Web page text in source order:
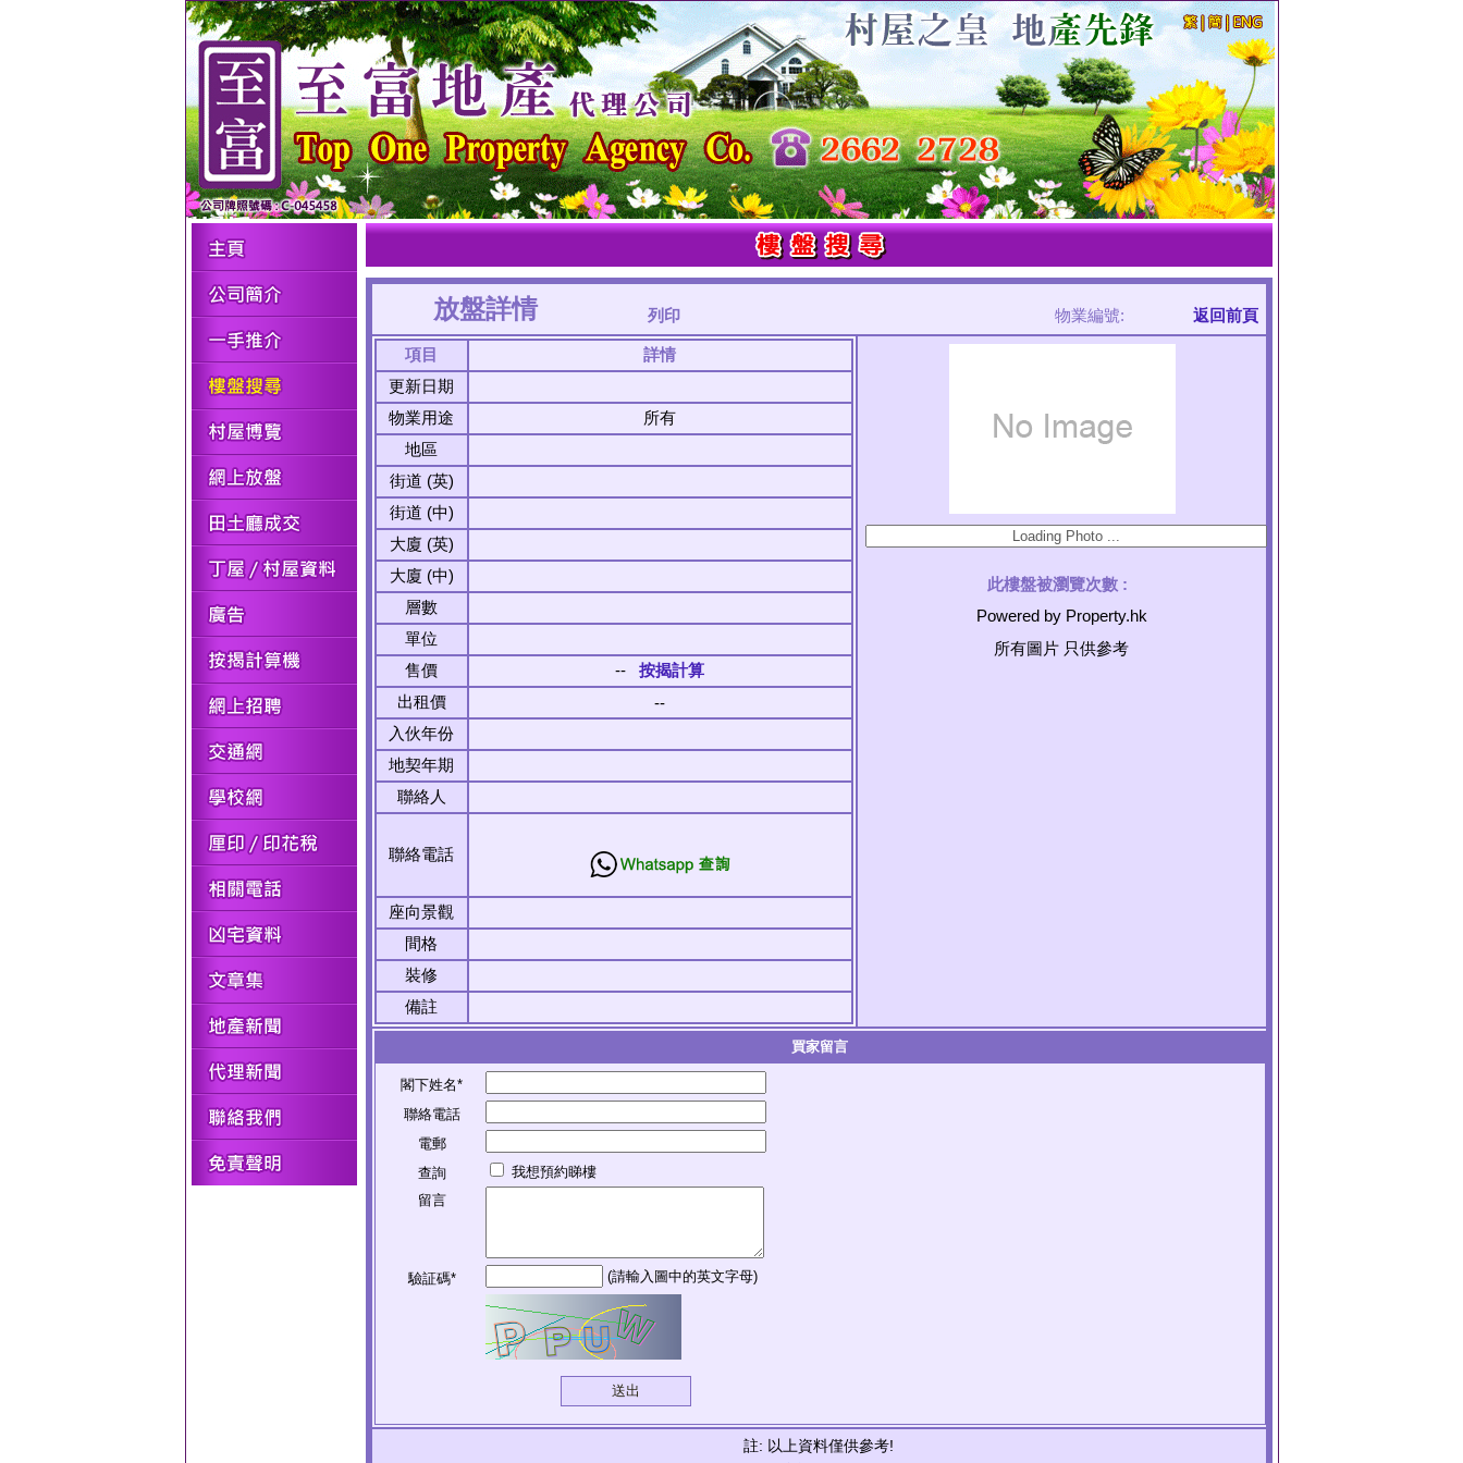
放盤詳情 列印 物業編號: 返回前頁
項目
詳情
更新日期
物業用途
所有
地區
街道 (英)
街道 (中)
大廈 (英)
大廈 (中)
層數
單位
售價
-- 按揭計算
出租價
--
入伙年份
地契年期
聯絡人
聯絡電話
座向景觀
間格
裝修
備註
此樓盤被瀏覽次數 :
Powered by Property.hk
所有圖片 只供參考
買家留言
閣下姓名*
聯絡電話
電郵
查詢
我想預約睇樓
留言
驗証碼* (請輸入圖中的英文字母)
註: 以上資料僅供參考!